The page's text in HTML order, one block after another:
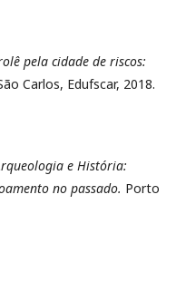
pela cidade de riscos:
Carlos, Edufscar, 2018.
e História:
no passado. Porto